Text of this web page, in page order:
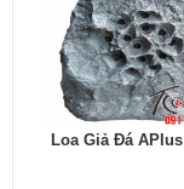
Loa Giả Đá